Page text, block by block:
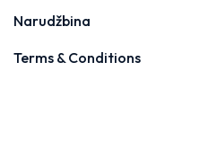
Narudžbina
Terms & Conditions